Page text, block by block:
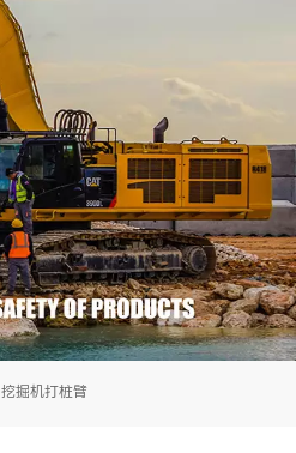
挖掘机打桩臂